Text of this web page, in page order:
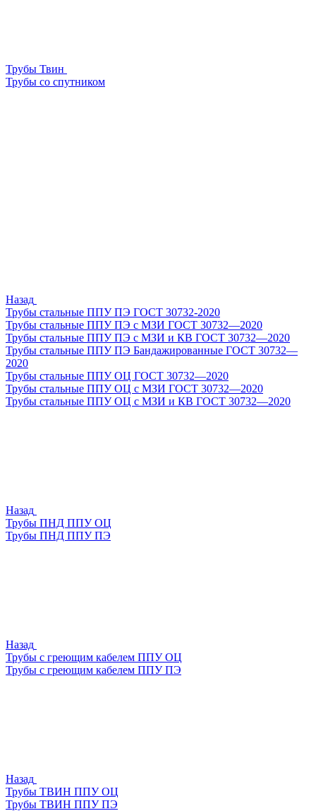
Трубы Твин
Трубы со спутником
Назад
Трубы стальные ППУ ПЭ ГОСТ 30732-2020
Трубы стальные ППУ ПЭ с МЗИ ГОСТ 30732—2020
Трубы стальные ППУ ПЭ с МЗИ и КВ ГОСТ 30732—2020
Трубы стальные ППУ ПЭ Бандажированные ГОСТ 30732—
2020
Трубы стальные ППУ ОЦ ГОСТ 30732—2020
Трубы стальные ППУ ОЦ с МЗИ ГОСТ 30732—2020
Трубы стальные ППУ ОЦ с МЗИ и КВ ГОСТ 30732—2020
Назад
Трубы ПНД ППУ ОЦ
Трубы ПНД ППУ ПЭ
Назад
Трубы с греющим кабелем ППУ ОЦ
Трубы с греющим кабелем ППУ ПЭ
Назад
Трубы ТВИН ППУ ОЦ
Трубы ТВИН ППУ ПЭ